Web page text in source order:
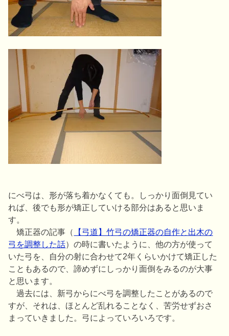
にべ弓は、形が落ち着かなくても。しっかり面倒見てい
れば、後でも形が矯正していける部分はあると思いま
す。
矯正器の記事（
【弓道】竹弓の矯正器の自作と出木の
弓を調整した話）の時に書いたように、他の方が使って
いた弓を、自分の射に合わせて2年くらいかけて矯正した
こともあるので、諦めずにしっかり面倒をみるのが大事
と思います。
過去には、新弓からにべ弓を調整したことがあるので
すが、それは、ほとんど乱れることなく、苦労せずおさ
まっていきました。弓によっていろいろです。